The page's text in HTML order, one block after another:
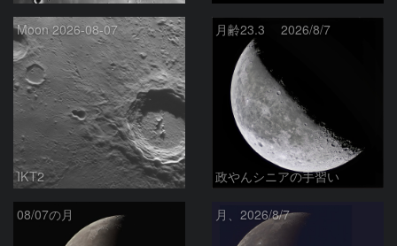
Moon 2026-08-07
IKT2
月齢23.3 2026/8/7
政やんシニアの手習い
08/07の月 月、2026/8/7